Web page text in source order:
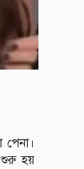
পেনা।
শুরু হয়